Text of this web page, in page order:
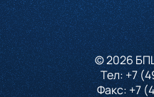
© 2026
Тел:+7
Факс:+7